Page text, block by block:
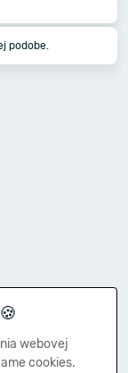
podobe.
🍪
webovej
cookies.